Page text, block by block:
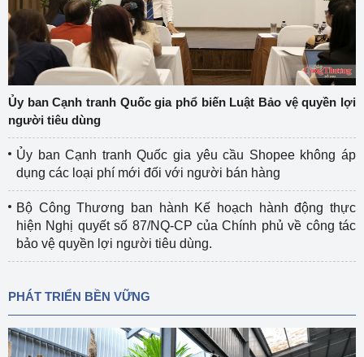
Ủy ban Cạnh tranh Quốc gia phổ biến Luật Bảo vệ quyền lợi
người tiêu dùng
Ủy ban Cạnh tranh Quốc gia yêu cầu Shopee không áp
dụng các loại phí mới đối với người bán hàng
Bộ Công Thương ban hành Kế hoạch hành động thực
hiện Nghị quyết số 87/NQ-CP của Chính phủ về công tác
bảo vệ quyền lợi người tiêu dùng.
PHÁT TRIỂN BỀN VỮNG